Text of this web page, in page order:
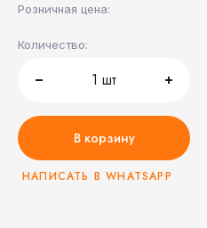
Розничная цена:
Количество:
1 шт
В корзину
НАПИСАТЬ В WHATSAPP